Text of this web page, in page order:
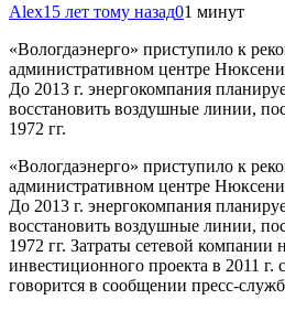
Alex15 лет тому назад01 минут
«Вологдаэнерго» приступило к
административном центре
До 2013 г. энергокомпания
восстановить воздушные линии,
1972 гг.
«Вологдаэнерго» приступило к
административном центре
До 2013 г. энергокомпания
восстановить воздушные линии,
1972 гг. Затраты сетевой компании
инвестиционного проекта в 2011 г.
говорится в сообщении пресс-